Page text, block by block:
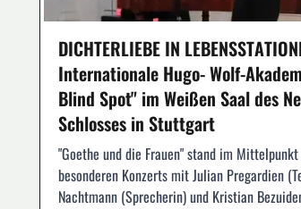
DICHTERLIEBE IN
Internationale Hugo- Wolf-
Blind Spot" im Weißen Saal des
Schlosses in Stuttgart
"Goethe und die Frauen" stand im
besonderen Konzerts mit Julian Pregardien
Nachtmann (Sprecherin) und Kristian